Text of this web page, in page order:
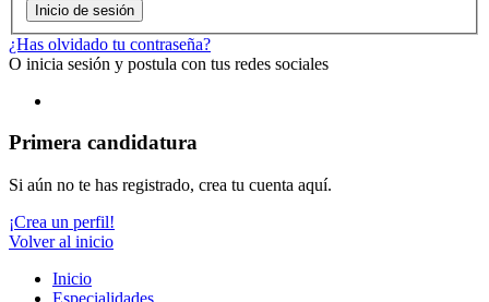
Inicio de sesión
¿Has olvidado tu contraseña?
O inicia sesión y postula con tus redes sociales
Primera candidatura
Si aún no te has registrado, crea tu cuenta aquí.
¡Crea un perfil!
Volver al inicio
Inicio
Especialidades